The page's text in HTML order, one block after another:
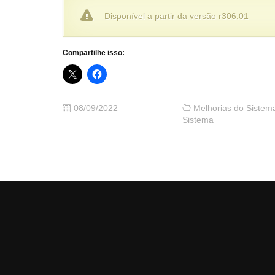
Disponível a partir da versão r306.01
Compartilhe isso:
08/09/2022 Melhorias do
Sistema